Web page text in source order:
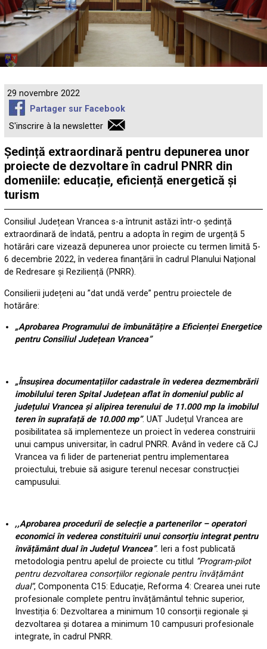
29 novembre 2022
Partager sur Facebook
S'inscrire à la newsletter
Ședință extraordinară pentru depunerea unor
proiecte de dezvoltare în cadrul PNRR din
domeniile: educație, eficiență energetică și
turism
Consiliul Județean Vrancea s-a întrunit astăzi într-o ședință
extraordinară de îndată, pentru a adopta în regim de urgență 5
hotărâri care vizează depunerea unor proiecte cu termen limită 5-
6 decembrie 2022, în vederea finanțării în cadrul Planului Național
de Redresare și Reziliență (PNRR).
Consilierii județeni au ”dat undă verde” pentru proiectele de
hotărâre:
„Aprobarea Programului de îmbunătățire a Eficienței Energetice
pentru Consiliul Județean Vrancea”
„Însușirea documentațiilor cadastrale în vederea dezmembrării
imobilului teren Spital Județean aflat în domeniul public al
județului Vrancea și alipirea terenului de 11.000 mp la imobilul
teren în suprafață de 10.000 mp”. UAT Județul Vrancea are
posibilitatea să implementeze un proiect în vederea construirii
unui campus universitar, în cadrul PNRR. Având în vedere că CJ
Vrancea va fi lider de parteneriat pentru implementarea
proiectului, trebuie să asigure terenul necesar construcției
campusului.
,,Aprobarea procedurii de selecție a partenerilor – operatori
economici în vederea constituirii unui consorțiu integrat pentru
învățământ dual în Județul Vrancea”. Ieri a fost publicată
metodologia pentru apelul de proiecte cu titlul ”Program-pilot
pentru dezvoltarea consorțiilor regionale pentru învățământ
dual”, Componenta C15: Educație, Reforma 4: Crearea unei rute
profesionale complete pentru învățământul tehnic superior,
Investiția 6: Dezvoltarea a minimum 10 consorții regionale și
dezvoltarea și dotarea a minimum 10 campusuri profesionale
integrate, în cadrul PNRR.